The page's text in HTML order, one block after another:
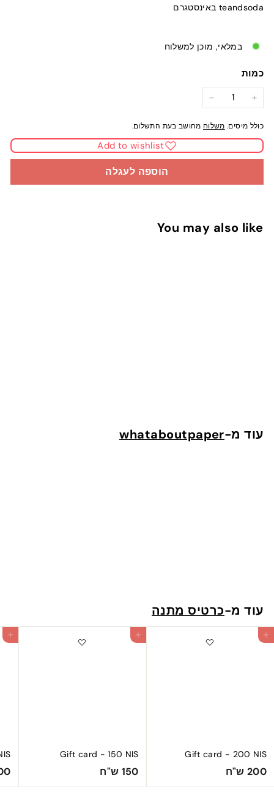
teandsoda באינסטגרם
במלאי, מוכן למשלוח
כמות
כולל מיסים. משלוח מחושב בעת התשלום.
Add to wishlist
הוספה לעגלה
You may also like
שעוד מ-whataboutpaper
ש
"
עוד מ-כרטיס מתנה
הוספה לעגלה
Gift card - 200 NIS
200 ש"ח
0
הוספה לעגלה
Gift card - 150 NIS
150 ש"ח
1
5
הוספה לעגלה